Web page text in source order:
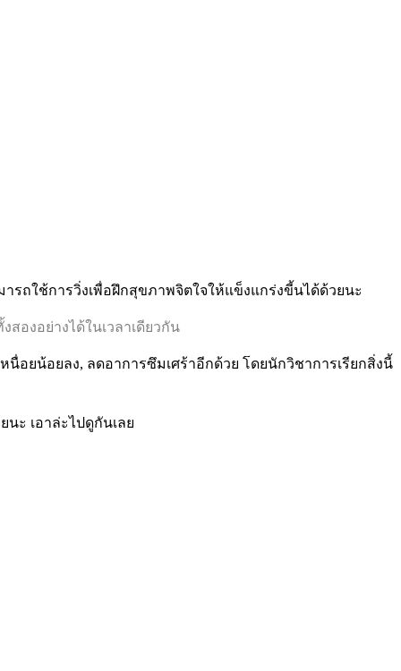
รถใช้การวิ่งเพื่อฝึกสุขภาพจิตใจให้แข็งแกร่งขี้นได้ด้วยนะ
สองอย่างได้ในเวลาเดียวกัน
อยน้อยลง, ลดอาการซึมเศร้าอีกด้วย โดยนักวิชาการเรียกสิ่งนี้
ะ เอาล่ะไปดูกันเลย